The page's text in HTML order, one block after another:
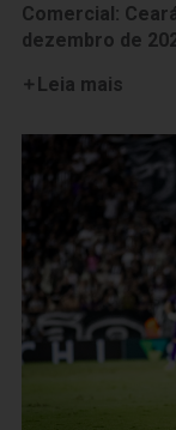
Comercial:
dezembro de
Leia mais